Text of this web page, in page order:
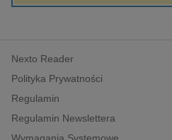
komputery, internet,
polityka, społeczno-
psychologiczne
inne
popularno-naukowe
Nexto Reader
Polityka Prywatności
Regulamin
Regulamin Newslettera